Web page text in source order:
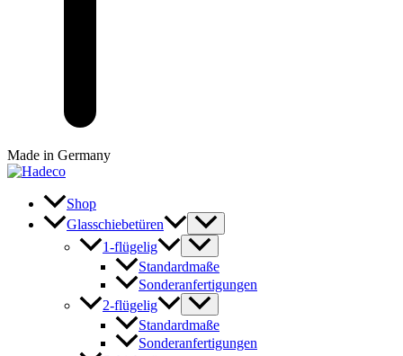
Made in Germany
Shop
Glasschiebetüren
1-flügelig
Standardmaße
Sonderanfertigungen
2-flügelig
Standardmaße
Sonderanfertigungen